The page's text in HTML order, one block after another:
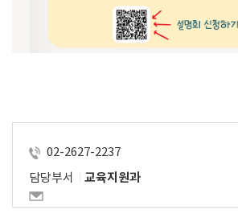
02-2627-2237
담당부서
교육지원과